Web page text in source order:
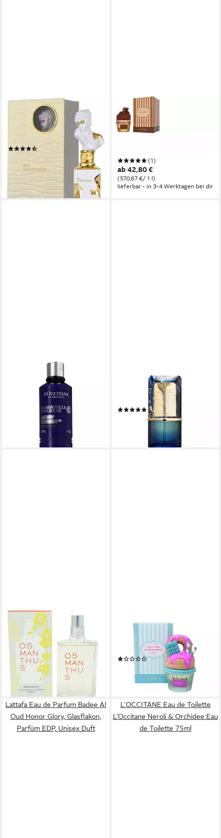
Eau de Parfum Her
Confession, Glasflakon,
Parfüm EDP, Damenduft
(459,90 €/ 1 l)
lieferbar - in 9-11 Werktagen bei
LATTAFA
Eau de Parfum Choco
Overdose Give Me Gourmand,
(1)
ab 42,80 €
(570,67 €/ 1 l)
lieferbar - in 3-4 Werktagen bei dir
Gesichtswasser Immortelle
Precieuse Proactive Skincare
Enriched Water
ab 33,70 €
(168,50 €/ 1 l)
lieferbar - in 8-10 Werktagen bei
Eau de Parfum Al Nashama
Caprice, Glasflakon, Parfüm
EDP, Unisex Duft
(1)
lieferbar in 3 Wochen
L'OCCITANE
Eau de Toilette L’Occitane
Osmanthus Eau de Toilette
75ml
149,00 €
(1.986,67 €/ 1 l)
lieferbar - in 2-3 Werktagen bei dir
Eau de Parfum Vanilla Freak,
Glasflakon, Parfüm EDP,
Unisex Duft
(2)
ab 34,99 €
(466,53 €/ 1 l)
lieferbar - in 2-3 Werktagen bei dir
Lattafa Eau de Parfum Badee Al
Oud Honor Glory, Glasflakon,
Parfüm EDP, Unisex Duft
L'OCCITANE Eau de Toilette
L’Occitane Neroli & Orchidee Eau
de Toilette 75ml